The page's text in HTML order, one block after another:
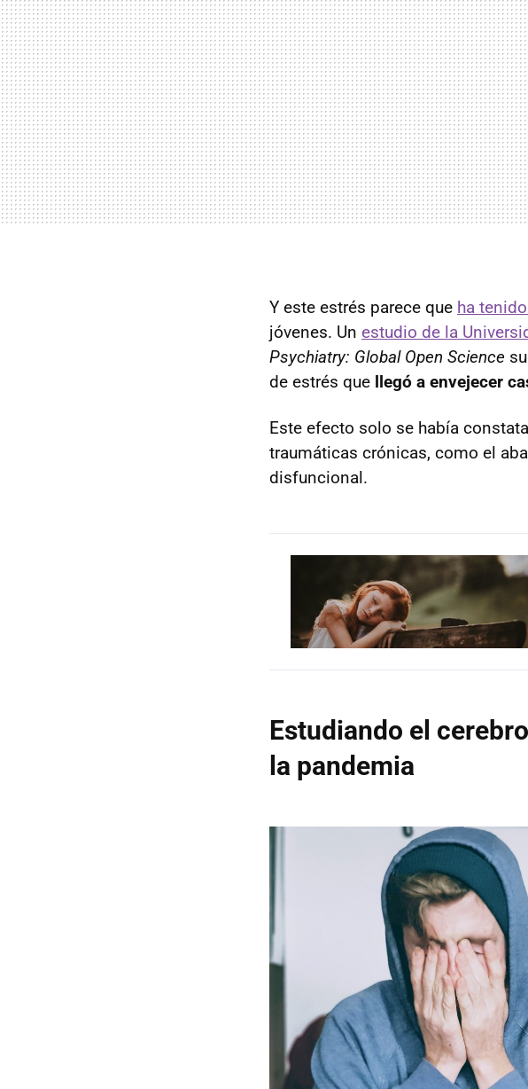
Y este estrés parece que ha
jóvenes. Un estudio de la
Psychiatry: Global Open Science
de estrés que llegó a envejecer
Este efecto solo se había
traumáticas crónicas, como el
disfuncional.
Estudiando el
la pandemia